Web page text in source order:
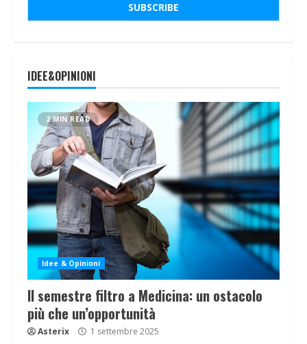
IDEE&OPINIONI
2 MIN READ
Idee & Opinioni
Il semestre filtro a Medicina: un ostacolo
più che un’opportunità
Asterix 1 settembre 2025